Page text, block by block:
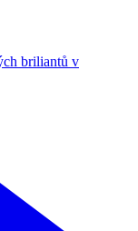
briliantů v